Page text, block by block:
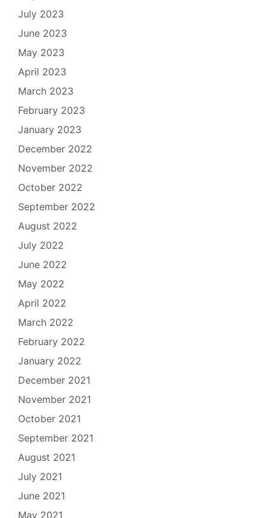
July 2023
June 2023
May 2023
April 2023
March 2023
February 2023
January 2023
December 2022
November 2022
October 2022
September 2022
August 2022
July 2022
June 2022
May 2022
April 2022
March 2022
February 2022
January 2022
December 2021
November 2021
October 2021
September 2021
August 2021
July 2021
June 2021
May 2021